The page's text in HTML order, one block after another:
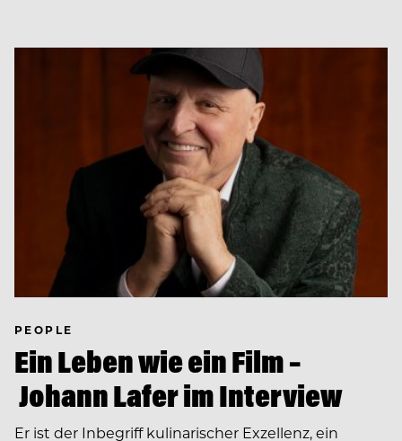
PEOPLE
Ein Leben wie ein Film –
Johann Lafer im Interview
Er ist der Inbegriff kulinarischer Exzellenz, ein